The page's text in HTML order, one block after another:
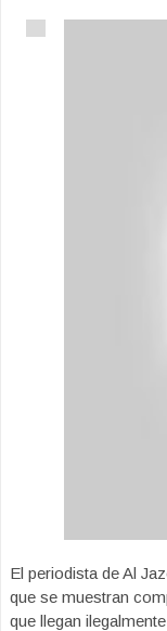
El periodista de Al
que se muestran
que llegan